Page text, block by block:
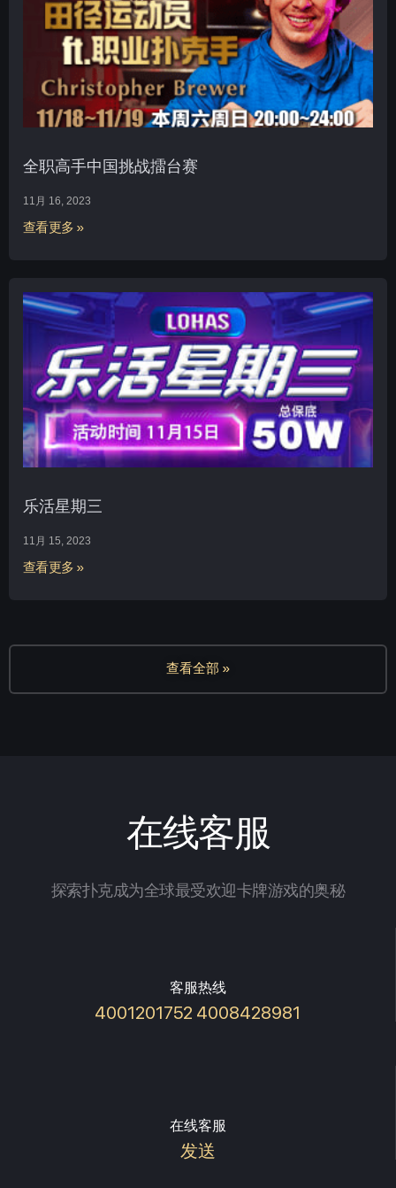
全职高手中国挑战擂台赛
11月 16, 2023
查看更多 »
乐活星期三
11月 15, 2023
查看更多 »
查看全部 »
在线客服
探索扑克成为全球最受欢迎卡牌游戏的奥秘
客服热线
4001201752 4008428981
在线客服
发送